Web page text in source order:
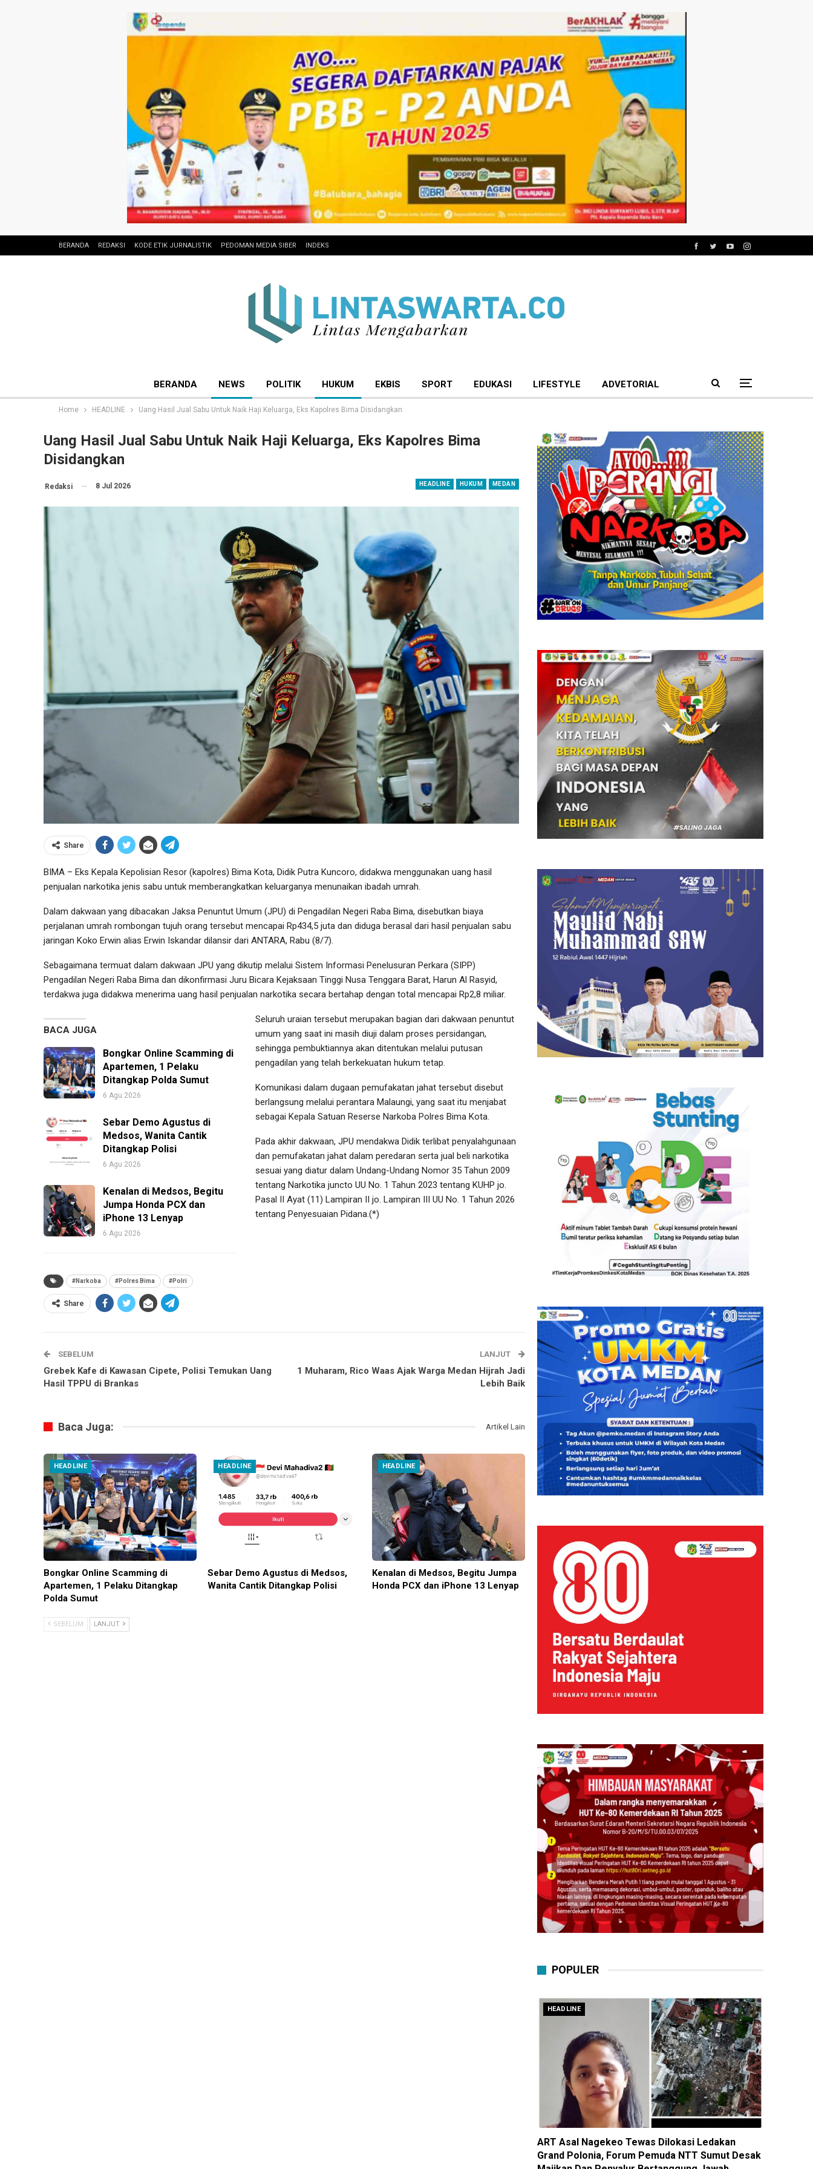
BERANDA REDAKSI KODE ETIK JURNALISTIK PEDOMAN MEDIA SIBER INDEKS
BERANDA NEWS POLITIK HUKUM EKBIS SPORT EDUKASI LIFESTYLE ADVETORIAL
Home HEADLINE Uang Hasil Jual Sabu Untuk Naik Haji Keluarga, Eks Kapolres Bima Disidangkan
Uang Hasil Jual Sabu Untuk Naik Haji Keluarga, Eks Kapolres Bima
Disidangkan
HEADLINE HUKUM MEDAN
Redaksi 8 Jul 2026
Share
BIMA – Eks Kepala Kepolisian Resor (kapolres) Bima Kota, Didik Putra Kuncoro, didakwa menggunakan uang hasil
penjualan narkotika jenis sabu untuk memberangkatkan keluarganya menunaikan ibadah umrah.
Dalam dakwaan yang dibacakan Jaksa Penuntut Umum (JPU) di Pengadilan Negeri Raba Bima, disebutkan biaya
perjalanan umrah rombongan tujuh orang tersebut mencapai Rp434,5 juta dan diduga berasal dari hasil penjualan sabu
jaringan Koko Erwin alias Erwin Iskandar dilansir dari ANTARA, Rabu (8/7).
Sebagaimana termuat dalam dakwaan JPU yang dikutip melalui Sistem Informasi Penelusuran Perkara (SIPP)
Pengadilan Negeri Raba Bima dan dikonfirmasi Juru Bicara Kejaksaan Tinggi Nusa Tenggara Barat, Harun Al Rasyid,
terdakwa juga didakwa menerima uang hasil penjualan narkotika secara bertahap dengan total mencapai Rp2,8 miliar.
BACA JUGA
Bongkar Online Scamming di
Apartemen, 1 Pelaku
Ditangkap Polda Sumut
6 Agu 2026
Sebar Demo Agustus di
Medsos, Wanita Cantik
Ditangkap Polisi
6 Agu 2026
Kenalan di Medsos, Begitu
Jumpa Honda PCX dan
iPhone 13 Lenyap
6 Agu 2026
Seluruh uraian tersebut merupakan bagian dari dakwaan penuntut
umum yang saat ini masih diuji dalam proses persidangan,
sehingga pembuktiannya akan ditentukan melalui putusan
pengadilan yang telah berkekuatan hukum tetap.
Komunikasi dalam dugaan pemufakatan jahat tersebut disebut
berlangsung melalui perantara Malaungi, yang saat itu menjabat
sebagai Kepala Satuan Reserse Narkoba Polres Bima Kota.
Pada akhir dakwaan, JPU mendakwa Didik terlibat penyalahgunaan
dan pemufakatan jahat dalam peredaran serta jual beli narkotika
sesuai yang diatur dalam Undang-Undang Nomor 35 Tahun 2009
tentang Narkotika juncto UU No. 1 Tahun 2023 tentang KUHP jo.
Pasal II Ayat (11) Lampiran II jo. Lampiran III UU No. 1 Tahun 2026
tentang Penyesuaian Pidana.(*)
#Narkoba #Polres Bima #Polri
Share
SEBELUM
Grebek Kafe di Kawasan Cipete, Polisi Temukan Uang
Hasil TPPU di Brankas
LANJUT
1 Muharam, Rico Waas Ajak Warga Medan Hijrah Jadi
Lebih Baik
Baca Juga: Artikel Lain
HEADLINE
Bongkar Online Scamming di
Apartemen, 1 Pelaku Ditangkap
Polda Sumut
HEADLINE
Sebar Demo Agustus di Medsos,
Wanita Cantik Ditangkap Polisi
HEADLINE
Kenalan di Medsos, Begitu Jumpa
Honda PCX dan iPhone 13 Lenyap
SEBELUM LANJUT
POPULER
HEADLINE
ART Asal Nagekeo Tewas Dilokasi Ledakan
Grand Polonia, Forum Pemuda NTT Sumut Desak